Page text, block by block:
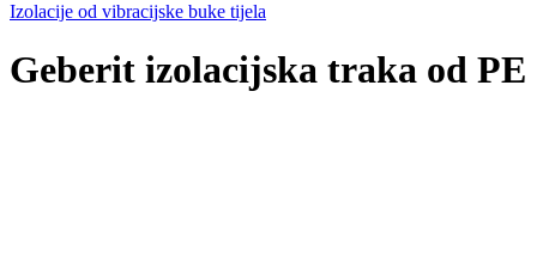
Izolacije od vibracijske buke tijela
Geberit izolacijska traka od PE